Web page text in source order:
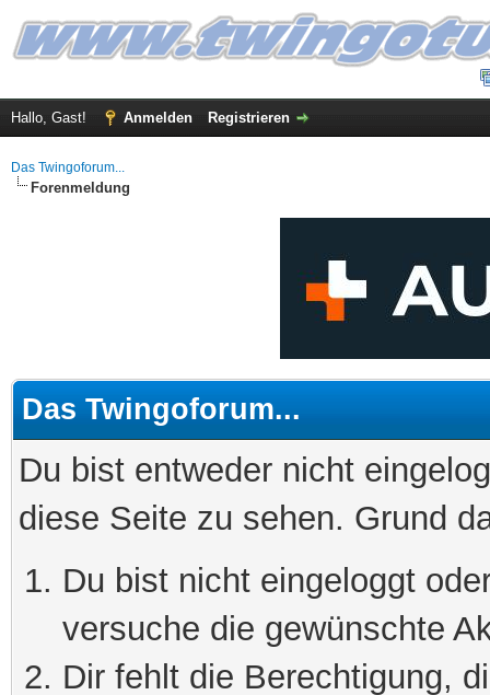
Hallo, Gast! Anmelden Registrieren
Das Twingoforum...
Forenmeldung
Das Twingoforum...
Du bist entweder nicht
diese Seite zu sehen. Grund
Du bist nicht eingeloggt
versuche die gewünschte
Dir fehlt die Berechtigung,